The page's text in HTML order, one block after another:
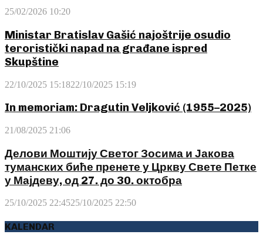
25/02/2026 10:20
Ministar Bratislav Gašić najoštrije osudio
teroristički napad na građane ispred
Skupštine
22/10/2025 15:1822/10/2025 15:19
In memoriam: Dragutin Veljković (1955–2025)
21/08/2025 21:06
Делови Моштију Светог Зосима и Јакова
туманских биће пренете у Цркву Свете Петке
у Мајдеву, од 27. до 30. октобра
25/10/2025 22:4525/10/2025 22:50
KALENDAR